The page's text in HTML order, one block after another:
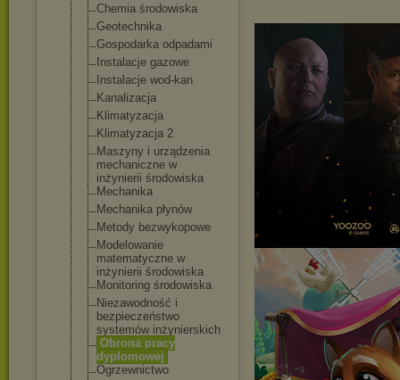
Chemia środowiska
Geotechnika
Gospodarka odpadami
Instalacje gazowe
Instalacje wod-kan
Kanalizacja
Klimatyzacja
Klimatyzacja 2
Maszyny i urządzenia
mechaniczne w
inżynierii środowiska
Mechanika
Mechanika płynów
Metody bezwykopowe
Modelowanie
matematyczne w
inżynierii środowiska
Monitoring środowiska
Niezawodność i
bezpieczeństwo
systemów inżynierskich
Obrona pracy
dyplomowej
Ogrzewnictwo